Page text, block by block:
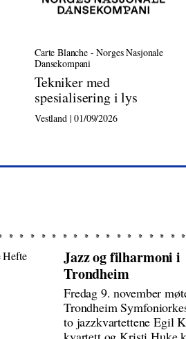
Carte Blanche - Norges Nasjonale
Dansekompani
Tekniker med
spesialisering i lys
Vestland | 01/09/2026
Jazz og filharmoni i
Trondheim
Fredag 9. november
Trondheim
to jazzkvartettene Egil